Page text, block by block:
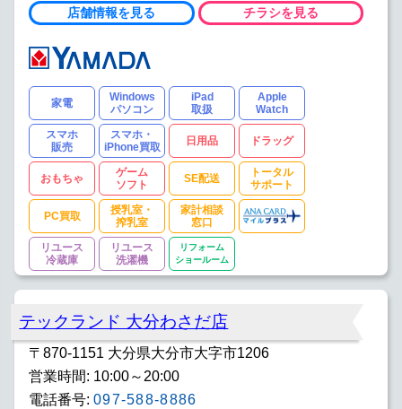
店舗情報を見る チラシを見る
家電
Windows
パソコン
iPad
取扱
Apple
Watch
スマホ
販売
スマホ・
iPhone買取
日用品 ドラッグ
おもちゃ
ゲーム
ソフト
SE配送
トータル
サポート
PC買取
授乳室・
搾乳室
家計相談
窓口
リユース
冷蔵庫
リユース
洗濯機
リフォーム
ショールーム
テックランド 大分わさだ店
〒870-1151 大分県大分市大字市1206
営業時間: 10:00～20:00
電話番号: 097-588-8886